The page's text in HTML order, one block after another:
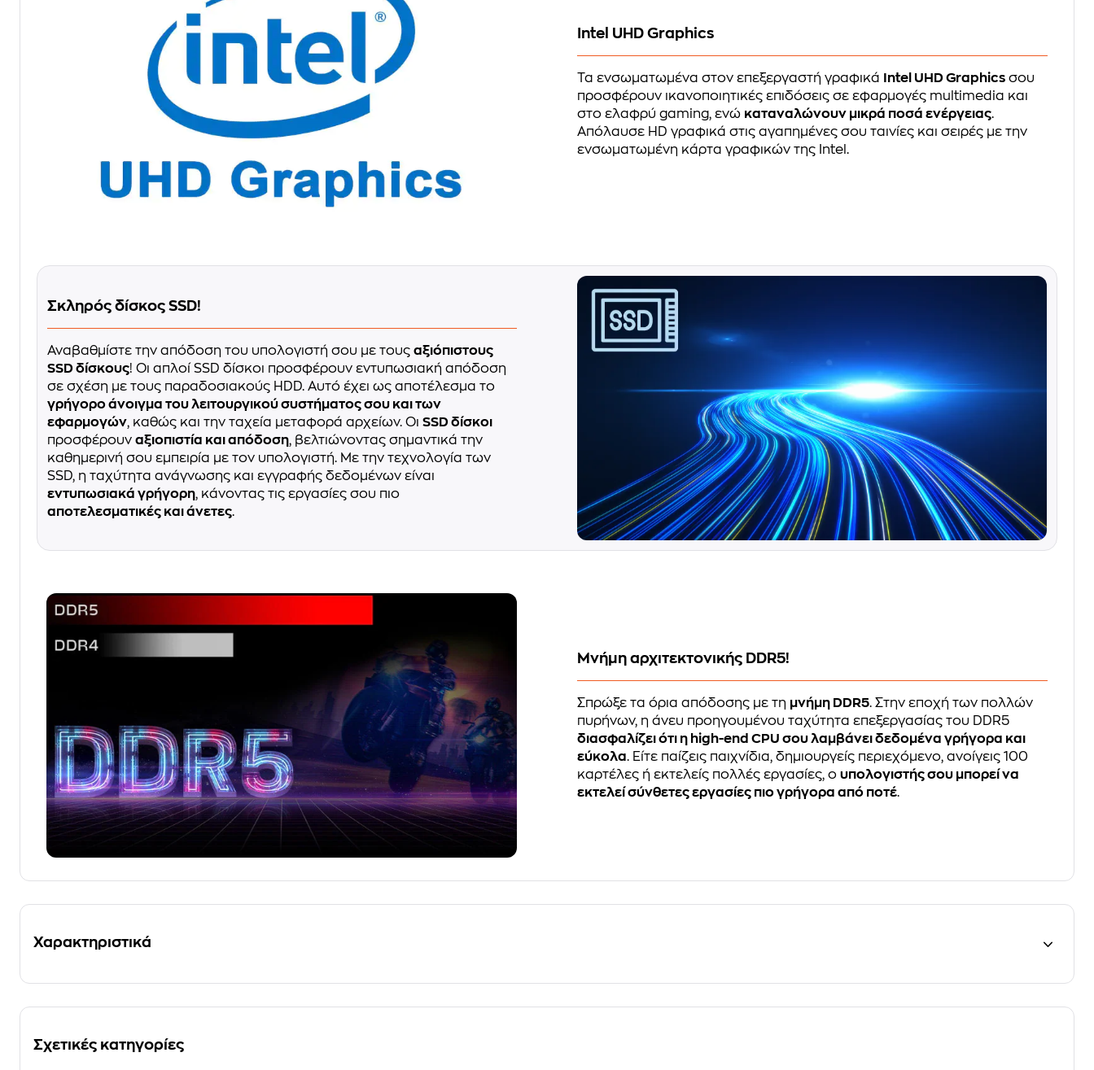
Intel UHD Graphics
Τα ενσωματωμένα στον επεξεργαστή γραφικά Intel UHD Graphics σου
προσφέρουν ικανοποιητικές επιδόσεις σε εφαρμογές multimedia και
στο ελαφρύ gaming, ενώ καταναλώνουν μικρά ποσά ενέργειας.
Απόλαυσε HD γραφικά στις αγαπημένες σου ταινίες και σειρές με την
ενσωματωμένη κάρτα γραφικών της Intel.
Σκληρός δίσκος SSD!
Αναβαθμίστε την απόδοση του υπολογιστή σου με τους αξιόπιστους
SSD δίσκους! Οι απλοί SSD δίσκοι προσφέρουν εντυπωσιακή απόδοση
σε σχέση με τους παραδοσιακούς HDD. Αυτό έχει ως αποτέλεσμα το
γρήγορο άνοιγμα του λειτουργικού συστήματος σου και των
εφαρμογών, καθώς και την ταχεία μεταφορά αρχείων. Οι SSD δίσκοι
προσφέρουν αξιοπιστία και απόδοση, βελτιώνοντας σημαντικά την
καθημερινή σου εμπειρία με τον υπολογιστή. Με την τεχνολογία των
SSD, η ταχύτητα ανάγνωσης και εγγραφής δεδομένων είναι
εντυπωσιακά γρήγορη, κάνοντας τις εργασίες σου πιο
αποτελεσματικές και άνετες.
Μνήμη αρχιτεκτονικής DDR5!
Σπρώξε τα όρια απόδοσης με τη μνήμη DDR5. Στην εποχή των πολλών
πυρήνων, η άνευ προηγουμένου ταχύτητα επεξεργασίας του DDR5
διασφαλίζει ότι η high-end CPU σου λαμβάνει δεδομένα γρήγορα και
εύκολα. Είτε παίζεις παιχνίδια, δημιουργείς περιεχόμενο, ανοίγεις 100
καρτέλες ή εκτελείς πολλές εργασίες, ουπολογιστής σου μπορεί να
εκτελεί σύνθετες εργασίες πιο γρήγορα από ποτέ.
Χαρακτηριστικά
Σχετικές κατηγορίες